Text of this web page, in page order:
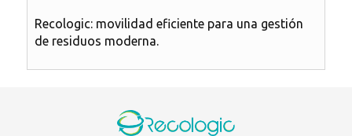
Recologic: movilidad eficiente para una gestión
de residuos moderna.